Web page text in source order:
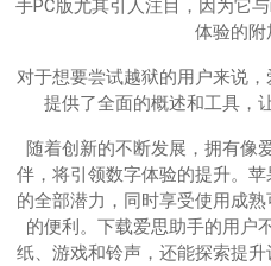
手PC版尤其引人注目，因为它
体验的附
对于想要尝试越狱的用户来说
提供了全面的概述和工具，
随着创新的不断发展，拥有像
伴，将引领数字体验的提升。
的全部潜力，同时享受使用成
的便利。下载爱思助手的用户
纸、游戏和铃声，还能探索提